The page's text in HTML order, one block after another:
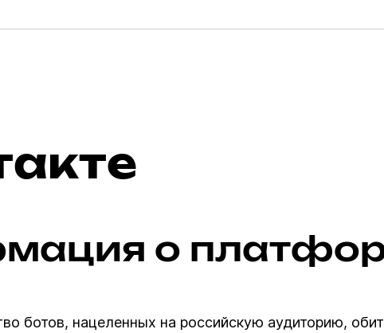
о
ботов, нацеленных на российскую аудиторию,